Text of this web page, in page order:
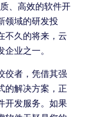
、高效的软件开
领域的研发投
不久的将来，云
业之一。
佼者，凭借其强
的解决方案，正
开发服务。如果